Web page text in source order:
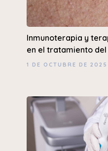
Inmunoterapia y
en el tratamiento
1 DE OCTUBRE DE 2025